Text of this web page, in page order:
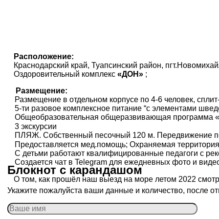
Расположение:
Краснодарский край, Туапсинский район,
Оздоровительный комплекс «ДОН» ;
Размещение:
Размещение в отдельном корпусе по 4-6 человек,
5-ти разовое комплексное питание “с элементами
Общеобразовательная общеразвивающая программа
3 экскурсии
ПЛЯЖ. Собственный песочный 120 м. Передвижение
Предоставляется мед.помощь; Охраняемая
С детьми работают квалифицированные педагоги с
Создается чат в Telegram для ежедневных фото и
О том, как прошёл наш выезд на море летом 2022
Блокнот с карандашом
Укажите пожалуйста ваши данные и количество, после